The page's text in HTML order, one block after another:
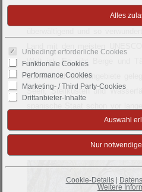
Die landschaftliche Vielfalt
Welt ist. Es gibt Berge und
Dünen und Wüstengebiete
Seen, Steilküsten und
es ist, die Einzigartigkeit zu
Unbedingt erforderliche Cookies
Funktionale Cookies
Performance Cookies
Marketing- / Third Party-Cookies
Drittanbieter-Inhalte
Cookie-Details|
Weitere